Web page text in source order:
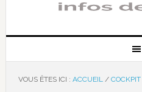
VOUS ÊTES ICI : ACCUEIL / COCKPIT